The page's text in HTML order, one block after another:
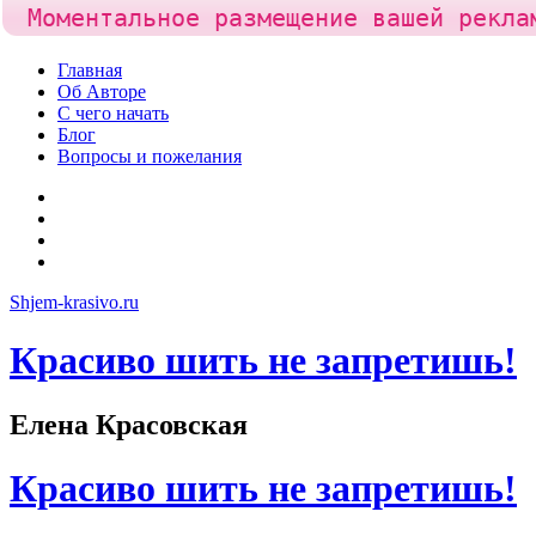
Skip
content
Главная
Об Авторе
С чего начать
Блог
Вопросы и пожелания
Shjem-krasivo.ru
Красиво шить не запретишь!
Елена Красовская
Красиво шить не запретишь!
Моментальное размещение вашей